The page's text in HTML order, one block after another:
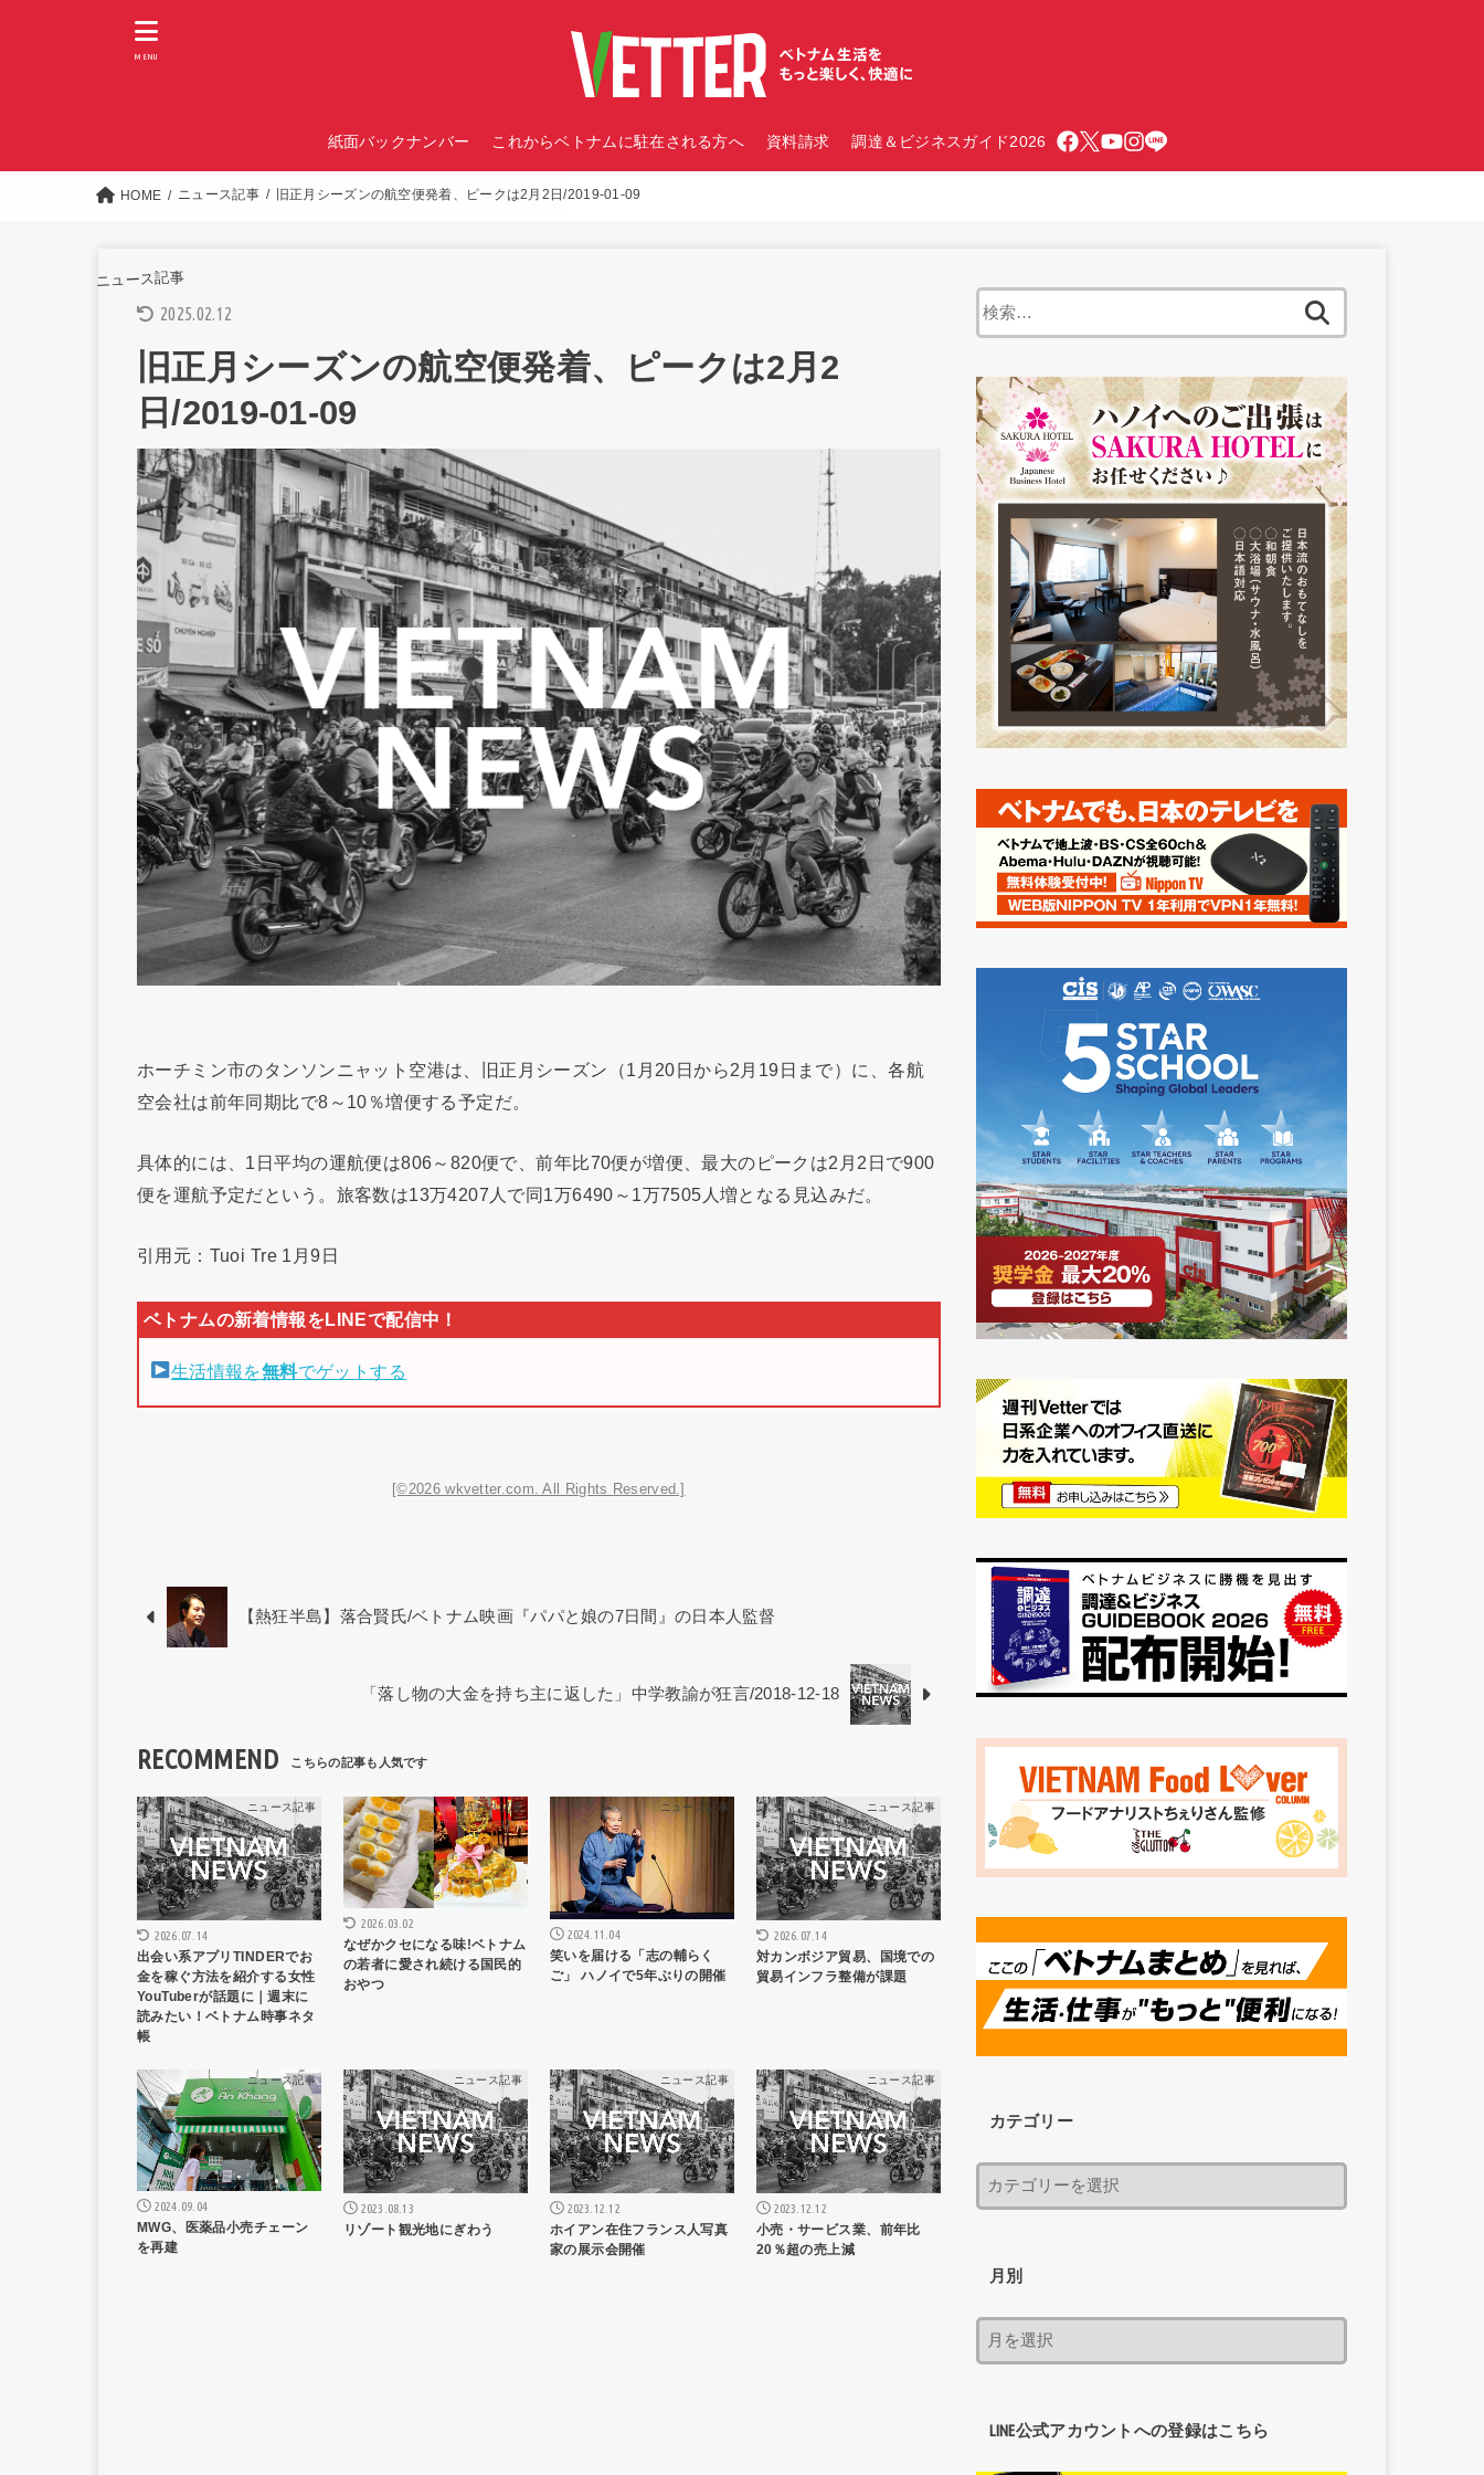
紙面バックナンバー これからベトナムに駐在される方へ 資料請求 調達＆ビジネスガイド2026
MENU
HOME ニュース記事 旧正月シーズンの航空便発着、ピークは2月2日/2019-01-09
ニュース記事
2025.02.12
旧正月シーズンの航空便発着、ピークは2月2
日/2019-01-09
ホーチミン市のタンソンニャット空港は、旧正月シーズン（1月20日から2月19日まで）に、各航
空会社は前年同期比で8～10％増便する予定だ。
具体的には、1日平均の運航便は806～820便で、前年比70便が増便、最大のピークは2月2日で900
便を運航予定だという。旅客数は13万4207人で同1万6490～1万7505人増となる見込みだ。
引用元：Tuoi Tre 1月9日
生活情報を無料でゲットする
[©2026 wkvetter.com. All Rights Reserved.]
【熱狂半島】落合賢氏/ベトナム映画『パパと娘の7日間』の日本人監督
「落し物の大金を持ち主に返した」中学教諭が狂言/2018-12-18
RECOMMEND
ニュース記事
2026.07.14
出会い系アプリTINDERでお
金を稼ぐ方法を紹介する女性
YouTuberが話題に｜週末に
読みたい！ベトナム時事ネタ
帳
ニュース記事
2026.03.02
なぜかクセになる味!ベトナム
の若者に愛され続ける国民的
おやつ
ニュース記事
2024.11.04
笑いを届ける「志の輔らく
ご」 ハノイで5年ぶりの開催
ニュース記事
2026.07.14
対カンボジア貿易、国境での
貿易インフラ整備が課題
ニュース記事
2024.09.04
MWG、医薬品小売チェーン
を再建
ニュース記事
2023.08.13
リゾート観光地にぎわう
ニュース記事
2023.12.12
ホイアン在住フランス人写真
家の展示会開催
ニュース記事
2023.12.12
小売・サービス業、前年比
20％超の売上減
カテゴリー
月別
LINE公式アカウントへの登録はこちら